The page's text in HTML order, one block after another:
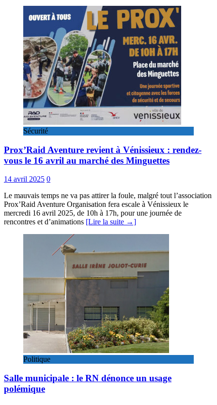
Sécurité
Prox’Raid Aventure revient à Vénissieux : rendez-
vous le 16 avril au marché des Minguettes
14 avril 2025 0
Le mauvais temps ne va pas attirer la foule, malgré tout l’association
Prox’Raid Aventure Organisation fera escale à Vénissieux le
mercredi 16 avril 2025, de 10h à 17h, pour une journée de
rencontres et d’animations [Lire la suite →]
Politique
Salle municipale : le RN dénonce un usage
polémique